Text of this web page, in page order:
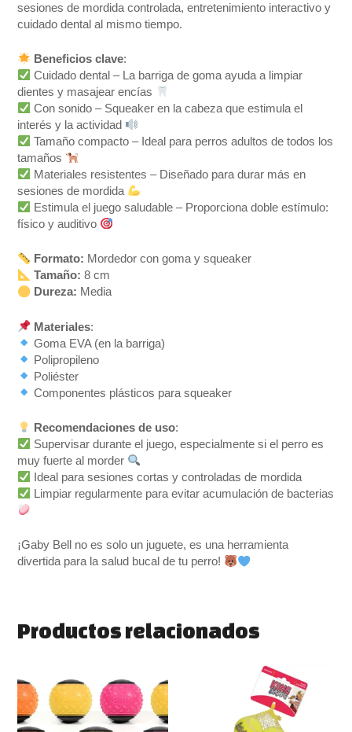
sesiones de mordida controlada, entretenimiento interactivo y
cuidado dental al mismo tiempo.
Beneficios clave:
Cuidado dental – La barriga de goma ayuda a limpiar
dientes y masajear encías
Con sonido – Squeaker en la cabeza que estimula el
interés y la actividad
Tamaño compacto – Ideal para perros adultos de todos los
tamaños
Materiales resistentes – Diseñado para durar más en
sesiones de mordida
Estimula el juego saludable – Proporciona doble estímulo:
físico y auditivo
Formato: Mordedor con goma y squeaker
Tamaño: 8 cm
Dureza: Media
Materiales:
Goma EVA (en la barriga)
Polipropileno
Poliéster
Componentes plásticos para squeaker
Recomendaciones de uso:
Supervisar durante el juego, especialmente si el perro es
muy fuerte al morder
Ideal para sesiones cortas y controladas de mordida
Limpiar regularmente para evitar acumulación de bacterias
¡Gaby Bell no es solo un juguete, es una herramienta
divertida para la salud bucal de tu perro!
Productos relacionados
producto
tiene
múltiples
de
precios:
desde
4.50 €